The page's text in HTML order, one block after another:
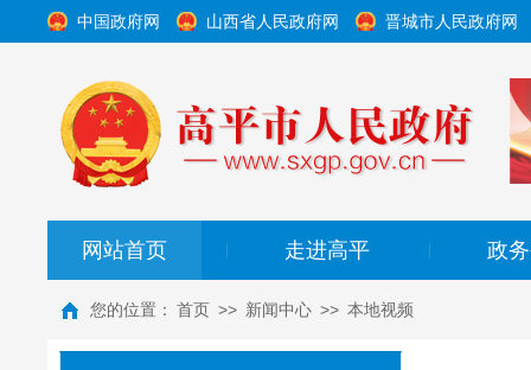
中国政府网 山西省人民政府网 晋城市人民政府网
网站首页 走进高平 政
您的位置： 首页 >> 新闻中心 >> 本地视频